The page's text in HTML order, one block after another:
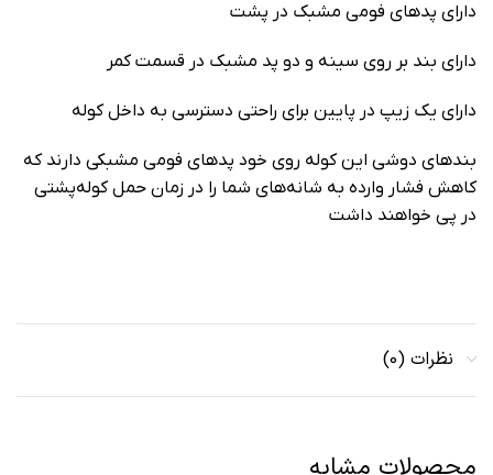
دارای پدهای فومی مشبک در پشت
دارای بند بر روی سینه و دو پد مشبک در قسمت کمر
دارای یک زیپ در پایین برای راحتی دسترسی به داخل کوله
بندهای دوشی این کوله روی خود پد‌های فومی مشبکی دارند که
کاهش فشار وارده به شانه‌های شما را در زمان حمل کوله‌پشتی
در پی خواهند داشت
نظرات (0)